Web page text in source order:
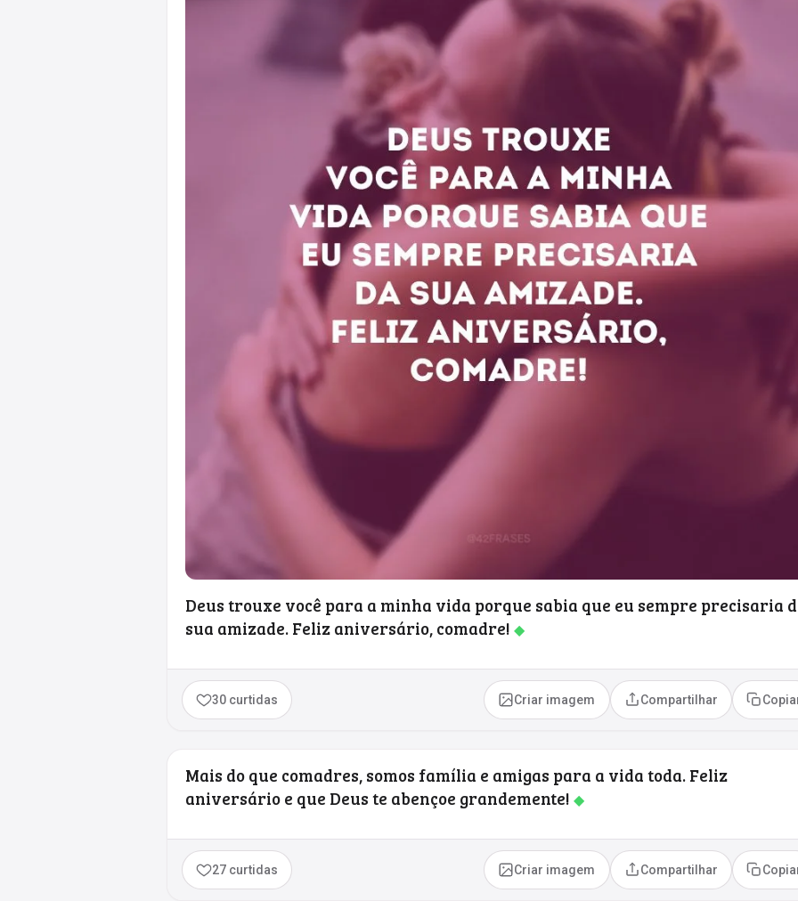
Deus trouxe você para a minha vida porque sabia que eu sempre precisaria
sua amizade. Feliz aniversário, comadre! ◆
30 curtidas Criar imagem Compartilhar
Mais do que comadres, somos família e amigas para a vida toda. Feliz
aniversário e que Deus te abençoe grandemente! ◆
27 curtidas Criar imagem Compartilhar